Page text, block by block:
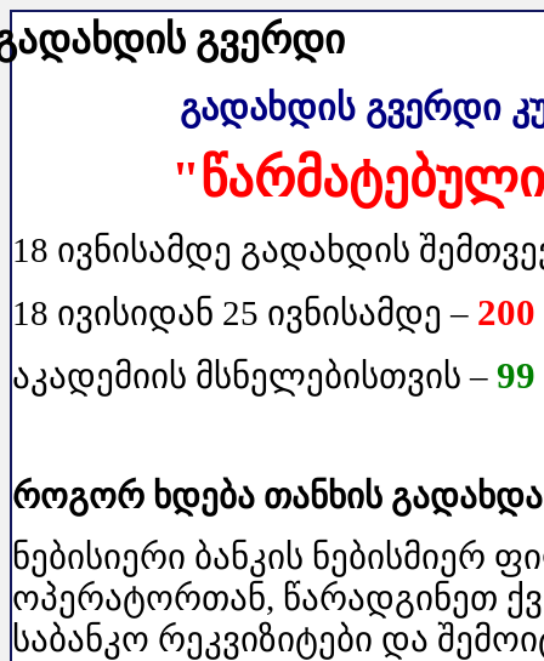
გვერდი
გადახდის გვერდი
18 ივნისამდე გადახდის
18 ივისიდან 25 ივნისამდე –
აკადემიის მსნელებისთვის –
როგორ ხდება თანხის
ნებისიერი ბანკის ნებისმიერ
ოპერატორთან, წარადგინეთ
საბანკო რეკვიზიტები და